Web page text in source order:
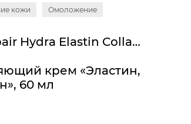
кожи Омоложение
Line Repair Hydra Elastin Collagen
крем «Эластин,
60 мл